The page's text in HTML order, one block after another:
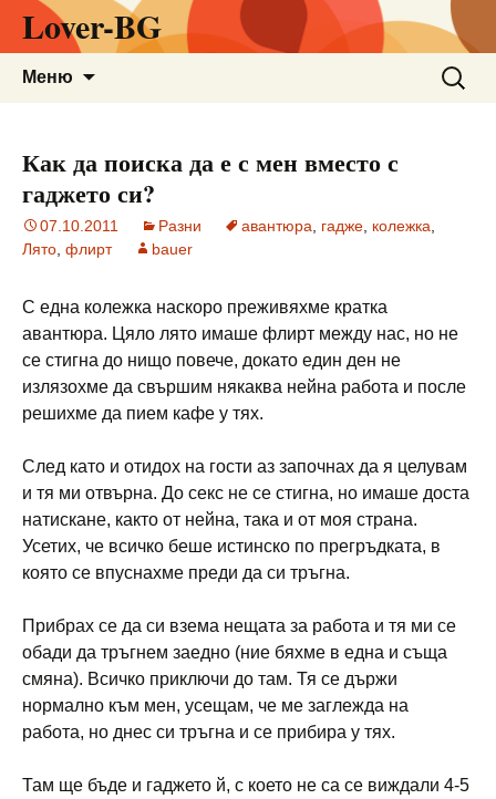
Lover-BG
Меню
за:
Как да поиска да е с мен вместо с
гаджето си?
07.10.2011 Разни авантюра гадже колежка
Лято флирт bauer
С една колежка наскоро преживяхме кратка
авантюра. Цяло лято имаше флирт между нас, но не
се стигна до нищо повече, докато един ден не
излязохме да свършим някаква нейна работа и после
решихме да пием кафе у тях.
След като и отидох на гости аз започнах да я целувам
и тя ми отвърна. До секс не се стигна, но имаше доста
натискане, както от нейна, така и от моя страна.
Усетих, че всичко беше истинско по прегръдката, в
която се впуснахме преди да си тръгна.
Прибрах се да си взема нещата за работа и тя ми се
обади да тръгнем заедно (ние бяхме в една и съща
смяна). Всичко приключи до там. Тя се държи
нормално към мен, усещам, че ме заглежда на
работа, но днес си тръгна и се прибира у тях.
Там ще бъде и гаджето й, с което не са се виждали 4-5